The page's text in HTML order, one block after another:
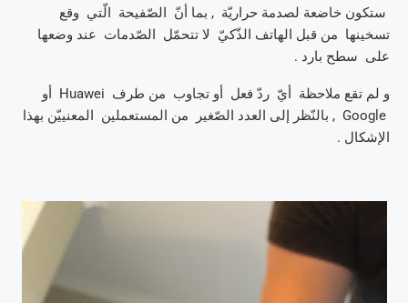
ستكون خاضعة لصدمة حراريّة , بما أنّ الصّفيحة الّتي وقع
تسخينها من قبل الهاتف الذّكيّ لا تتحمّل الصّدمات عند وضعها
على سطح بارد .
و لم تقع ملاحظة أيّ ردّ فعل أو تجاوب من طرف Huawei أو
Google , بالنّظر إلى العدد الصّغير من المستعملين المعنييّن بهذا
الإشكال .